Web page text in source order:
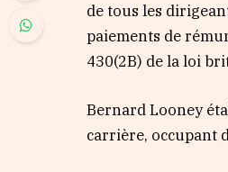
de tous les
paiements de
430(2B) de la loi
Bernard Looney
carrière, occupant